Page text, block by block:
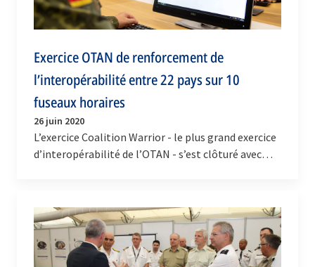
Exercice OTAN de renforcement de
l’interopérabilité entre 22 pays sur 10
fuseaux horaires
26 juin 2020
L’exercice Coalition Warrior - le plus grand exercice
d’interopérabilité de l’OTAN - s’est clôturé avec